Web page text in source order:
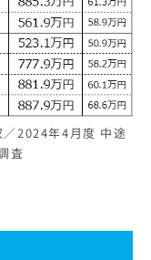
／2024年4月度 中途
査